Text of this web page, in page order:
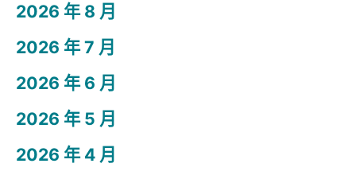
2026 年 8 月
2026 年 7 月
2026 年 6 月
2026 年 5 月
2026 年 4 月